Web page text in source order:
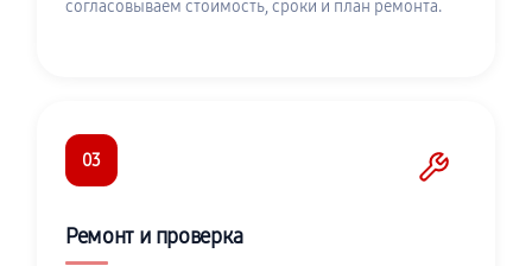
согласовываем стоимость, сроки и план ремонта.
03
Ремонт и проверка